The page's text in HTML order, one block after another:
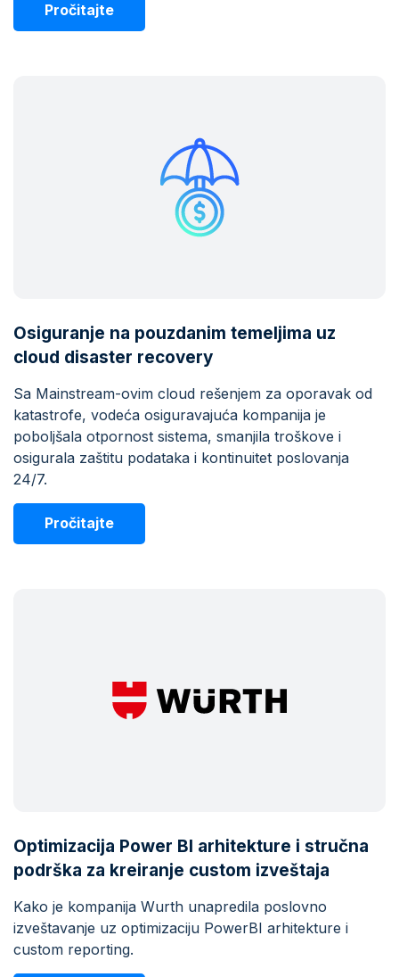
Pročitajte
Osiguranje na pouzdanim temeljima uz
cloud disaster recovery
Sa Mainstream-ovim cloud rešenjem za oporavak od
katastrofe, vodeća osiguravajuća kompanija je
poboljšala otpornost sistema, smanjila troškove i
osigurala zaštitu podataka i kontinuitet poslovanja
24/7.
Pročitajte
Optimizacija Power BI arhitekture i stručna
podrška za kreiranje custom izveštaja
Kako je kompanija Wurth unapredila poslovno
izveštavanje uz optimizaciju PowerBI arhitekture i
custom reporting.